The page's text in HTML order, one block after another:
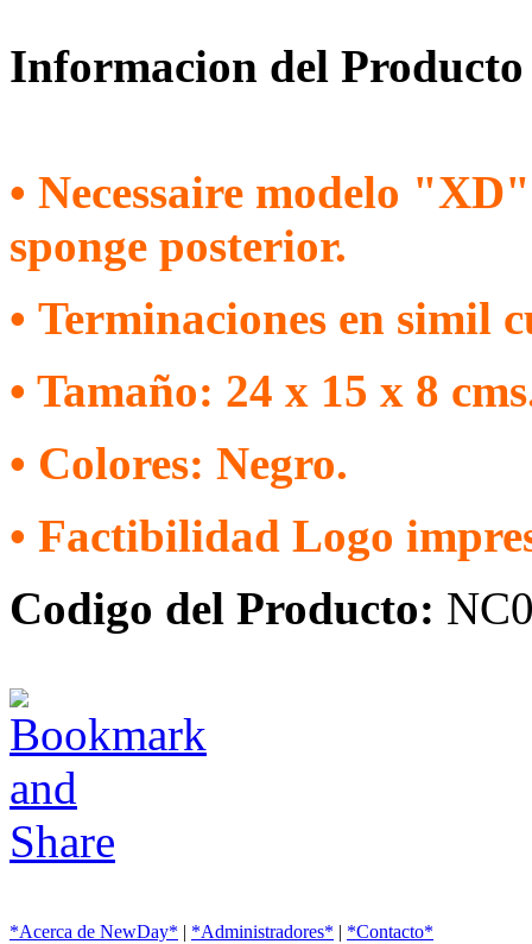
Informacion del Producto
• Necessaire modelo
sponge posterior.
• Terminaciones en simil
• Tamaño: 24 x 15 x 8
• Colores: Negro.
• Factibilidad Logo
Codigo del Producto:
*Acerca de NewDay* | *Administradores* | *Contacto*